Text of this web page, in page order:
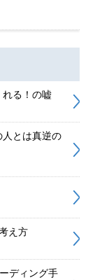
れる！の嘘
とは真逆の
え方
ディング手